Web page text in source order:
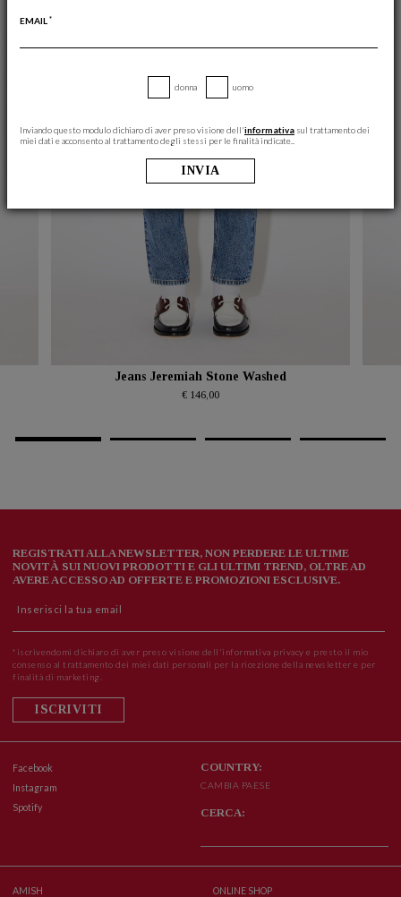
Jeans Jeremiah Stone Washed
€ 146,00
Facebook
Instagram
Spotify
COUNTRY:
CAMBIA PAESE
CERCA:
REGISTRATI ALLA NEWSLETTER, NON PERDERE LE ULTIME
NOVITÀ SUI NUOVI PRODOTTI E GLI ULTIMI TREND, OLTRE AD
AVERE ACCESSO AD OFFERTE E PROMOZIONI ESCLUSIVE.
*iscrivendomi dichiaro di aver preso visione dell'informativa privacy e presto il mio
consenso al trattamento dei miei dati personali per la ricezione della newsletter e per
finalità di marketing.
ISCRIVITI
AMISH ONLINE SHOP
EMAIL *
donna uomo
Inviando questo modulo dichiaro di aver preso visione dell'informativa sul trattamento dei
miei dati e acconsento al trattamento degli stessi per le finalità indicate..
INVIA